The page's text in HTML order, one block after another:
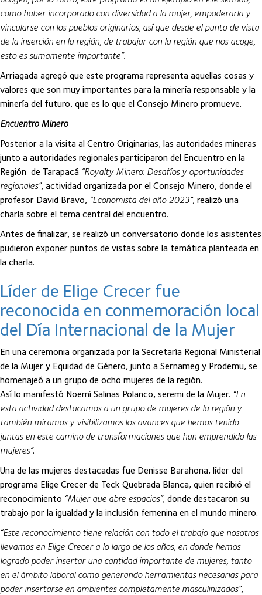
como haber incorporado con diversidad a la mujer, empoderarla y
vincularse con los pueblos originarios, así que desde el punto de vista
de la inserción en la región, de trabajar con la región que nos acoge,
esto es sumamente importante”.
Arriagada agregó que este programa representa aquellas cosas y
valores que son muy importantes para la minería responsable y la
minería del futuro, que es lo que el Consejo Minero promueve.
Encuentro Minero
Posterior a la visita al Centro Originarias, las autoridades mineras
junto a autoridades regionales participaron del Encuentro en la
Región de Tarapacá “Royalty Minero: Desafíos y oportunidades
regionales”, actividad organizada por el Consejo Minero, donde el
profesor David Bravo, “Economista del año 2023”, realizó una
charla sobre el tema central del encuentro.
Antes de finalizar, se realizó un conversatorio donde los asistentes
pudieron exponer puntos de vistas sobre la temática planteada en
la charla.
Líder de Elige Crecer fue
reconocida en conmemoración local
del Día Internacional de la Mujer
En una ceremonia organizada por la Secretaría Regional Ministerial
de la Mujer y Equidad de Género, junto a Sernameg y Prodemu, se
homenajeó a un grupo de ocho mujeres de la región.
Así lo manifestó Noemí Salinas Polanco, seremi de la Mujer. “En
esta actividad destacamos a un grupo de mujeres de la región y
también miramos y visibilizamos los avances que hemos tenido
juntas en este camino de transformaciones que han emprendido las
mujeres”.
Una de las mujeres destacadas fue Denisse Barahona, líder del
programa Elige Crecer de Teck Quebrada Blanca, quien recibió el
reconocimiento “Mujer que abre espacios”, donde destacaron su
trabajo por la igualdad y la inclusión femenina en el mundo minero.
“Este reconocimiento tiene relación con todo el trabajo que nosotros
llevamos en Elige Crecer a lo largo de los años, en donde hemos
logrado poder insertar una cantidad importante de mujeres, tanto
en el ámbito laboral como generando herramientas necesarias para
poder insertarse en ambientes completamente masculinizados”,